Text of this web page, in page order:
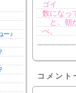
ー♪
ゴイ
数になっ
と、朝
べ。
コメント